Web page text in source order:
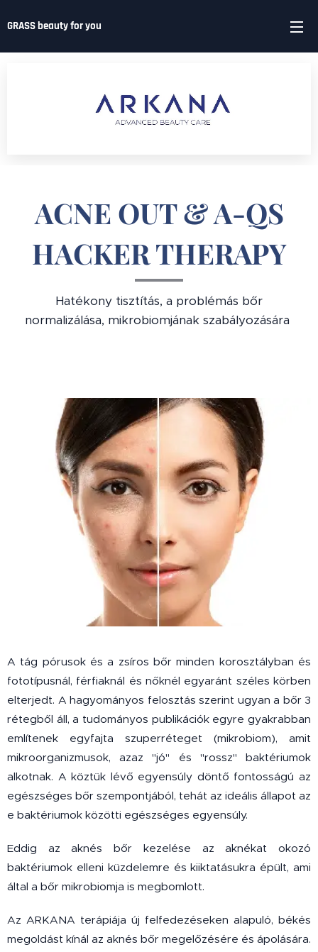
GRASS beauty for you
ACNE OUT & A-QS
HACKER THERAPY
Hatékony tisztítás, a problémás bőr
normalizálása, mikrobiomjának szabályozására
A tág pórusok és a zsíros bőr minden korosztályban és
fototípusnál, férfiaknál és nőknél egyaránt széles körben
elterjedt. A hagyományos felosztás szerint ugyan a bőr 3
rétegből áll, a tudományos publikációk egyre gyakrabban
említenek egyfajta szuperréteget (mikrobiom), amit
mikroorganizmusok, azaz "jó" és "rossz" baktériumok
alkotnak. A köztük lévő egyensúly döntő fontosságú az
egészséges bőr szempontjából, tehát az ideális állapot az
e baktériumok közötti egészséges egyensúly.
Eddig az aknés bőr kezelése az aknékat okozó
baktériumok elleni küzdelemre és kiiktatásukra épült, ami
által a bőr mikrobiomja is megbomlott.
Az ARKANA terápiája új felfedezéseken alapuló, békés
megoldást kínál az aknés bőr megelőzésére és ápolására.